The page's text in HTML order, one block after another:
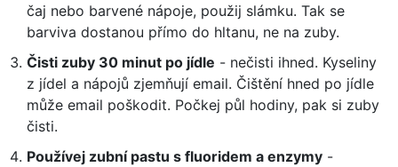
čaj nebo barvené nápoje, použij slámku. Tak se
barviva dostanou přímo do hltanu, ne na zuby.
Čisti zuby 30 minut po jídle - nečisti ihned. Kyseliny
z jídel a nápojů zjemňují email. Čištění hned po jídle
může email poškodit. Počkej půl hodiny, pak si zuby
čisti.
Používej zubní pastu s fluoridem a enzymy -